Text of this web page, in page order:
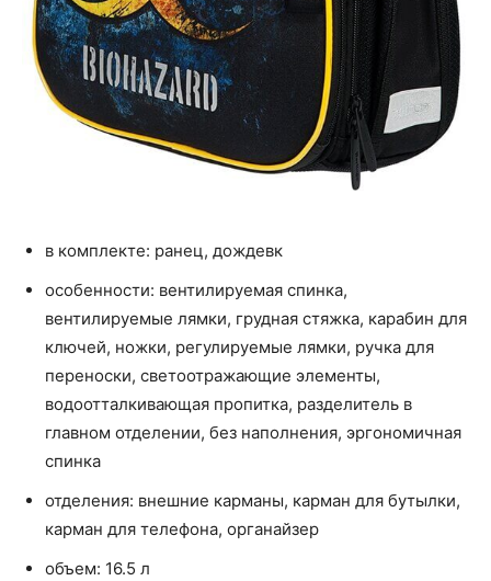
в комплекте: ранец, дождевк
особенности: вентилируемая спинка,
вентилируемые лямки, грудная стяжка, карабин для
ключей, ножки, регулируемые лямки, ручка для
переноски, светоотражающие элементы,
водоотталкивающая пропитка, разделитель в
главном отделении, без наполнения, эргономичная
спинка
отделения: внешние карманы, карман для бутылки,
карман для телефона, органайзер
объем: 16.5 л